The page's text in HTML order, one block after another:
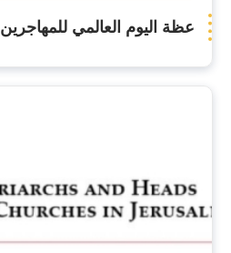
عظة اليوم العالمي للمهاجرين ٢٠٢٥